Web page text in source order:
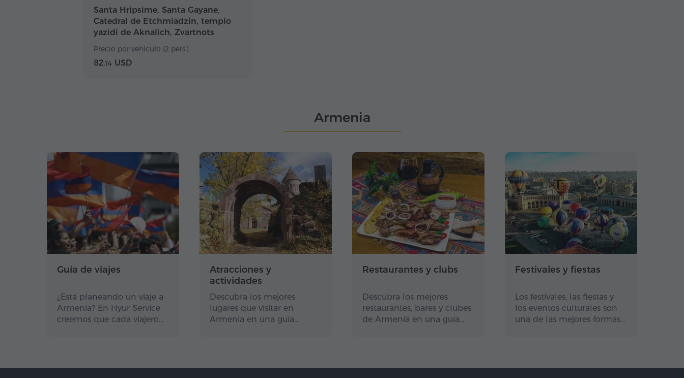
Santa Hripsime, Santa Gayane,
Catedral de Etchmiadzin, templo
yazidí de Aknalich, Zvartnots
Precio por vehículo (2 pers.)
82.14 USD
Armenia
Guía de viajes
¿Está planeando un viaje a
Armenia? En Hyur Service
creemos que cada viajero…
Atracciones y
actividades
Descubra los mejores
lugares que visitar en
Armenia en una guía…
Restaurantes y clubs
Descubra los mejores
restaurantes, bares y clubes
de Armenia en una guía…
Festivales y fiestas
Los festivales, las fiestas y
los eventos culturales son
una de las mejores formas…